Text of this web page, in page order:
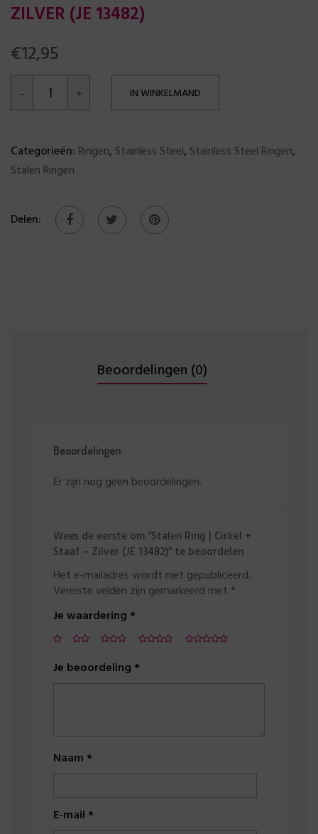
ZILVER (JE 13482)
€12,95
IN WINKELMAND
Categorieën: Ringen, Stainless Steel, Stainless Steel Ringen,
Stalen Ringen
Delen:
Beoordelingen (0)
Beoordelingen
Er zijn nog geen beoordelingen.
Wees de eerste om “Stalen Ring | Cirkel +
Staaf – Zilver (JE 13482)” te beoordelen
Het e-mailadres wordt niet gepubliceerd.
Vereiste velden zijn gemarkeerd met *
Je waardering*
Je beoordeling*
Naam*
E-mail*